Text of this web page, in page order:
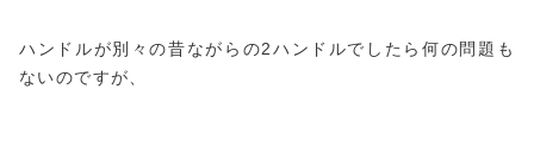
ハンドルが別々の昔ながらの2ハンドルでしたら何の問題も
ないのですが、